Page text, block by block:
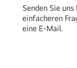
Senden Sie uns
einfacheren
eine E-Mail.